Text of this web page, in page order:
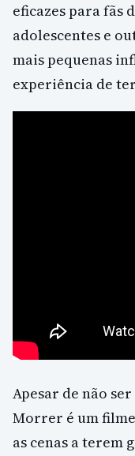
eficazes para fãs
adolescentes e
mais pequenas
experiência de
Apesar de não
Morrer é um
as cenas a terem